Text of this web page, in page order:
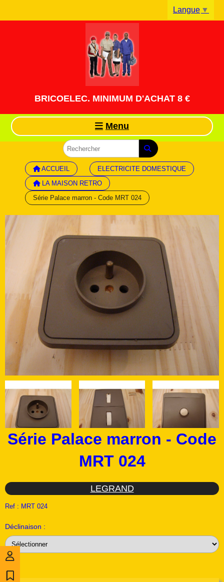
BRICOELEC. MINIMUM D'ACHAT 8 €
Menu
ACCUEIL
ELECTRICITE DOMESTIQUE
LA MAISON RETRO
Série Palace marron - Code MRT 024
Série Palace marron - Code
MRT 024
LEGRAND
Ref : MRT 024
Déclinaison :
Langue ▼